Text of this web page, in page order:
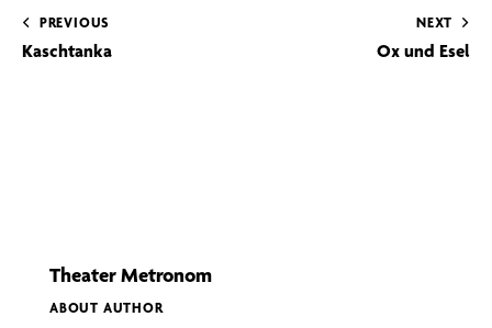
PREVIOUS
Kaschtanka
NEXT
Ox und Esel
Theater Metronom
ABOUT AUTHOR